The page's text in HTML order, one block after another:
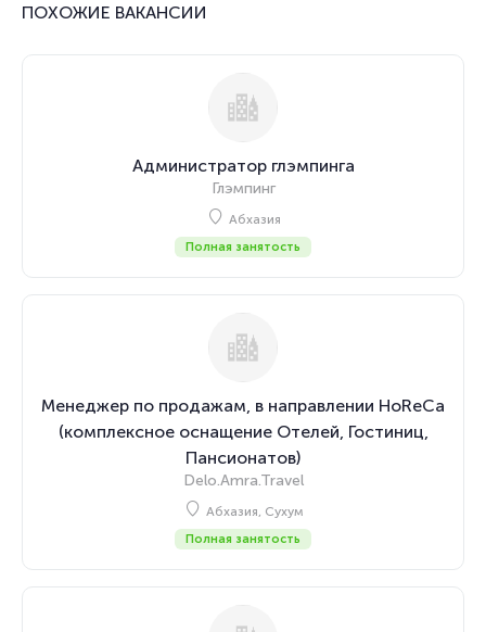
ПОХОЖИЕ ВАКАНСИИ
Администратор глэмпинга
Глэмпинг
Абхазия
Полная занятость
Менеджер по продажам, в направлении HoReCa
(комплексное оснащение Отелей, Гостиниц,
Пансионатов)
Delo.Amra.Travel
Абхазия, Сухум
Полная занятость